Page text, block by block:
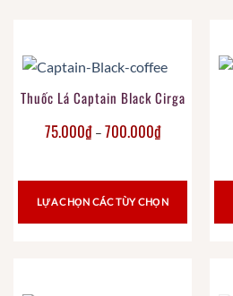
Thuốc Lá Captain Black Cirga
75.000₫ – 700.000₫
LỰA CHỌN CÁC TÙY CHỌN